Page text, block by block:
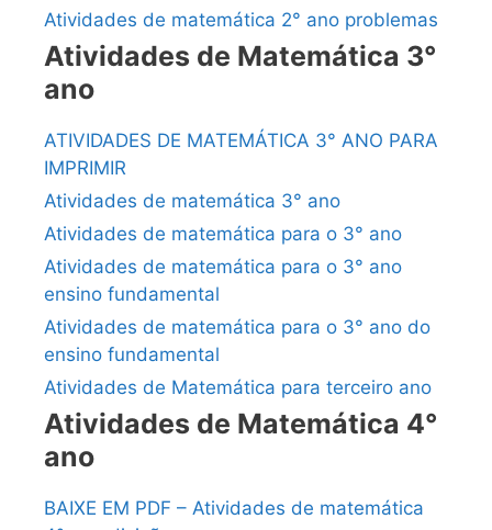
Atividades de matemática 2° ano problemas
Atividades de Matemática 3°
ano
ATIVIDADES DE MATEMÁTICA 3° ANO PARA
IMPRIMIR
Atividades de matemática 3° ano
Atividades de matemática para o 3° ano
Atividades de matemática para o 3° ano
ensino fundamental
Atividades de matemática para o 3° ano do
ensino fundamental
Atividades de Matemática para terceiro ano
Atividades de Matemática 4°
ano
BAIXE EM PDF – Atividades de matemática